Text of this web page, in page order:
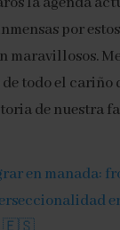
por
maravillosos.
todo el cariño
de nuestra